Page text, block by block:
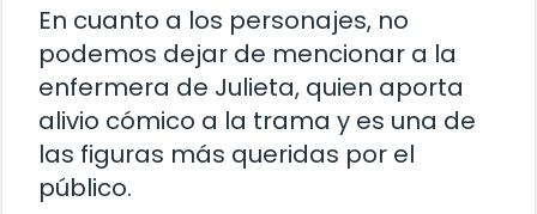
En cuanto a los personajes, no
podemos dejar de mencionar a la
enfermera de Julieta, quien aporta
alivio cómico a la trama y es una de
las figuras más queridas por el
público.